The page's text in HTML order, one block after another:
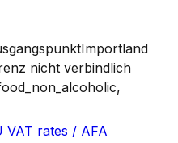
Importland
nicht verbindlich
VAT rates / AFA